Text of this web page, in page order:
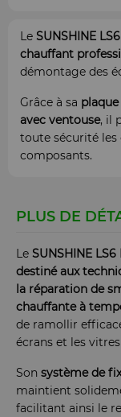
Le SUNSHINE
chauffant
démontage des
Grâce à sa
avec ventouse, il
toute sécurité les
composants.
PLUS DE
Le SUNSHINE LS6
destiné aux
la réparation de
chauffante à
de ramollir
écrans et les
Son système de
maintient
facilitant ainsi le